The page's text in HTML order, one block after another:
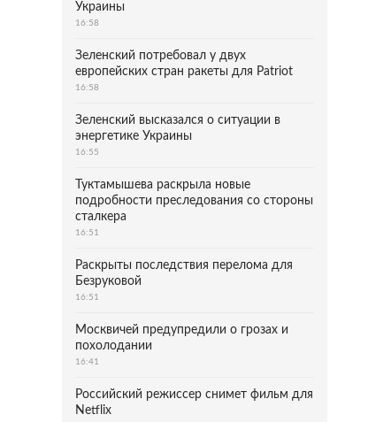
Украины
16:58
Зеленский потребовал у двух
европейских стран ракеты для Patriot
16:58
Зеленский высказался о ситуации в
энергетике Украины
16:55
Туктамышева раскрыла новые
подробности преследования со стороны
сталкера
16:51
Раскрыты последствия перелома для
Безруковой
16:51
Москвичей предупредили о грозах и
похолодании
16:41
Российский режиссер снимет фильм для
Netflix